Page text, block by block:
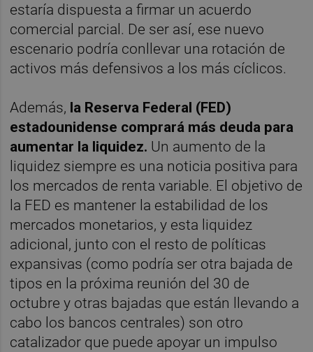
estaría dispuesta a firmar un acuerdo
comercial parcial. De ser así, ese nuevo
escenario podría conllevar una rotación de
activos más defensivos a los más cíclicos.
Además, la Reserva Federal (FED)
estadounidense comprará más deuda para
aumentar la liquidez. Un aumento de la
liquidez siempre es una noticia positiva para
los mercados de renta variable. El objetivo de
la FED es mantener la estabilidad de los
mercados monetarios, y esta liquidez
adicional, junto con el resto de políticas
expansivas (como podría ser otra bajada de
tipos en la próxima reunión del 30 de
octubre y otras bajadas que están llevando a
cabo los bancos centrales) son otro
catalizador que puede apoyar un impulso